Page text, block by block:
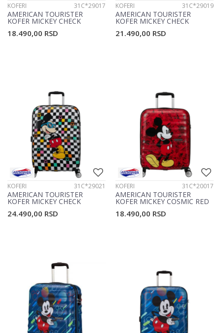
KOFERI 31C*29017
AMERICAN TOURISTER
KOFER MICKEY CHECK
18.490,00 RSD
KOFERI 31C*29019
AMERICAN TOURISTER
KOFER MICKEY CHECK
21.490,00 RSD
KOFERI 31C*29021
AMERICAN TOURISTER
KOFER MICKEY CHECK
24.490,00 RSD
KOFERI 31C*20017
AMERICAN TOURISTER
KOFER MICKEY COSMIC RED
18.490,00 RSD